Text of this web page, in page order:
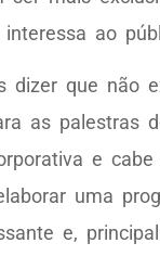
ao
dizer que não
as palestras
e
uma
e,